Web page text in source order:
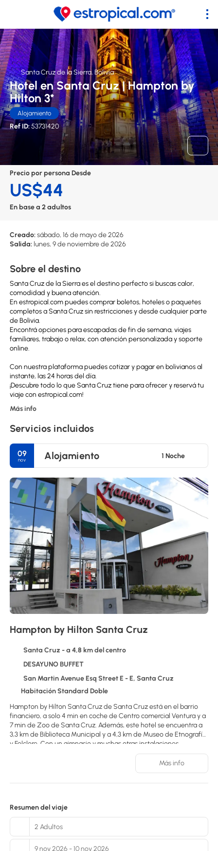
Santa Cruz de la Sierra, Bolivia
Hotel en Santa Cruz | Hampton by
Hilton 3*
Alojamiento
Ref ID:53731420
Precio por persona Desde
US$44
En base a 2 adultos
Creado:sábado, 16 de mayo de 2026
Salida: lunes, 9 de noviembre de 2026
Sobre el destino
Santa Cruz de la Sierra es el destino perfecto si buscas calor,
comodidad y buena atención.
En estropical.com puedes comprar boletos, hoteles o paquetes
completos a Santa Cruz sin restricciones y desde cualquier parte
de Bolivia.
Encontrá opciones para escapadas de fin de semana, viajes
familiares, trabajo o relax, con atención personalizada y soporte
online.
Con nuestra plataforma puedes cotizar y pagar en bolivianos al
instante, las 24 horas del día.
¡Descubre todo lo que Santa Cruz tiene para ofrecer y reservá tu
viaje con estropical.com!
Más info
Servicios incluidos
09
nov Alojamiento 1 Noche
Hampton by Hilton Santa Cruz
Santa Cruz - a 4,8 km del centro
DESAYUNO BUFFET
San Martin Avenue Esq Street E - E, Santa Cruz
Habitación Standard Doble
Hampton by Hilton Santa Cruz de Santa Cruz está en el barrio
financiero, a solo 4 min en coche de Centro comercial Ventura y a
7 min de Zoo de Santa Cruz. Además, este hotel se encuentra a
3,3 km de Biblioteca Municipal y a 4,3 km de Museo de Etnografía
y Folclore. Con un gimnasio y muchas otras instalaciones
recreativas a tu disposición, no te quedará ni un minuto libre.
Tienes también jardín donde sentarte a contemplar el paisaje.
Otros servicios de este hotel incluyen conexión a Internet wifi
ofrece una conexión a Internet por cable y wifi gratis. Entre las
comodidades, se incluyen caja fuerte, botella de agua gratuita y
teléfono.
Más info
Resumen del viaje
2 Adultos
9 nov 2026 - 10 nov 2026